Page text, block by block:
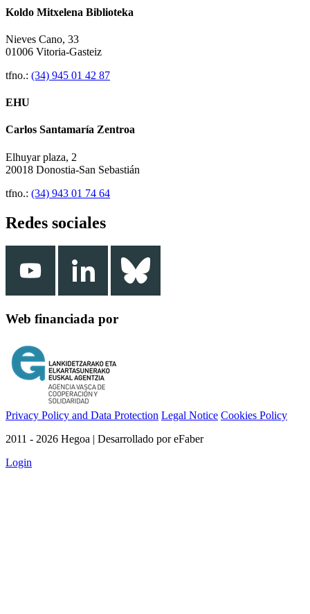
Koldo Mitxelena Biblioteka
Nieves Cano, 33
01006 Vitoria-Gasteiz
tfno.: (34) 945 01 42 87
EHU
Carlos Santamaría Zentroa
Elhuyar plaza, 2
20018 Donostia-San Sebastián
tfno.: (34) 943 01 74 64
Redes sociales
Web financiada por
Privacy Policy and Data Protection Legal Notice Cookies Policy
2011 - 2026 Hegoa | Desarrollado por eFaber
Login